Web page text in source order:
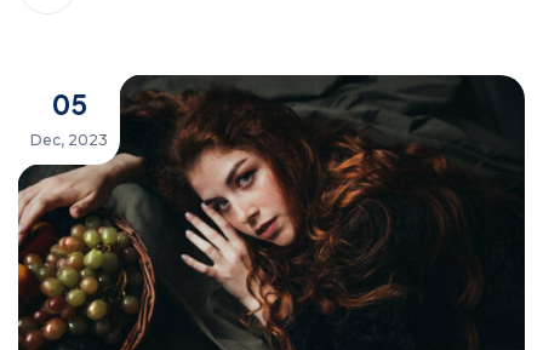
05
Dec, 2023